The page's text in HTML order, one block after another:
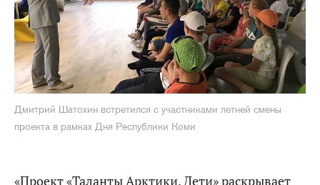
Дмитрий Шатохин встретился с участниками летней смены
проекта в рамках Дня Республики Коми
«Проект «Таланты Арктики. Дети» раскрывает